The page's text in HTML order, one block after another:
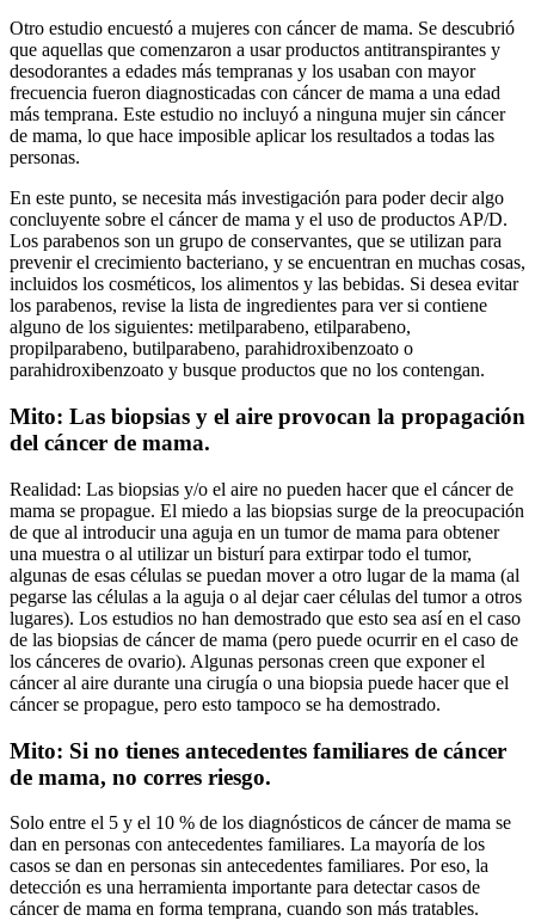
Otro estudio encuestó a mujeres con cáncer de mama. Se descubrió
que aquellas que comenzaron a usar productos antitranspirantes y
desodorantes a edades más tempranas y los usaban con mayor
frecuencia fueron diagnosticadas con cáncer de mama a una edad
más temprana. Este estudio no incluyó a ninguna mujer sin cáncer
de mama, lo que hace imposible aplicar los resultados a todas las
personas.
En este punto, se necesita más investigación para poder decir algo
concluyente sobre el cáncer de mama y el uso de productos AP/D.
Los parabenos son un grupo de conservantes, que se utilizan para
prevenir el crecimiento bacteriano, y se encuentran en muchas cosas,
incluidos los cosméticos, los alimentos y las bebidas. Si desea evitar
los parabenos, revise la lista de ingredientes para ver si contiene
alguno de los siguientes: metilparabeno, etilparabeno,
propilparabeno, butilparabeno, parahidroxibenzoato o
parahidroxibenzoato y busque productos que no los contengan.
Mito: Las biopsias y el aire provocan la propagación
del cáncer de mama.
Realidad: Las biopsias y/o el aire no pueden hacer que el cáncer de
mama se propague. El miedo a las biopsias surge de la preocupación
de que al introducir una aguja en un tumor de mama para obtener
una muestra o al utilizar un bisturí para extirpar todo el tumor,
algunas de esas células se puedan mover a otro lugar de la mama (al
pegarse las células a la aguja o al dejar caer células del tumor a otros
lugares). Los estudios no han demostrado que esto sea así en el caso
de las biopsias de cáncer de mama (pero puede ocurrir en el caso de
los cánceres de ovario). Algunas personas creen que exponer el
cáncer al aire durante una cirugía o una biopsia puede hacer que el
cáncer se propague, pero esto tampoco se ha demostrado.
Mito: Si no tienes antecedentes familiares de cáncer
de mama, no corres riesgo.
Solo entre el 5 y el 10 % de los diagnósticos de cáncer de mama se
dan en personas con antecedentes familiares. La mayoría de los
casos se dan en personas sin antecedentes familiares. Por eso, la
detección es una herramienta importante para detectar casos de
cáncer de mama en forma temprana, cuando son más tratables.